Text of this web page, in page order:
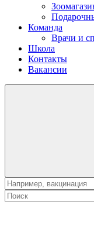
Команда
Врачи и
Школа
Контакты
Вакансии